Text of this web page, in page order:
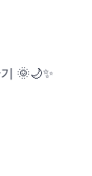
🌞🌙✨